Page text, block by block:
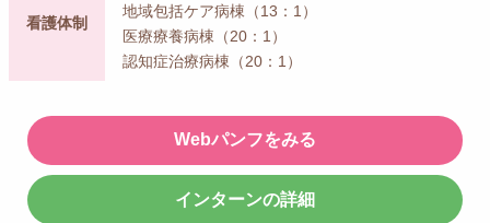
看護体制
地域包括ケア病棟（13：1）
医療療養病棟（20：1）
認知症治療病棟（20：1）
Webパンフをみる
インターンの詳細